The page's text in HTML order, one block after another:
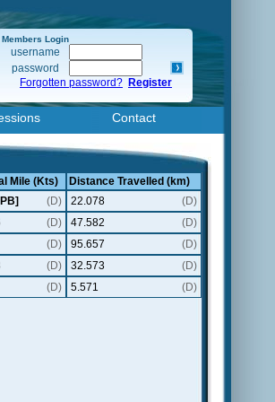
Members Login
username
password
Forgotten password? Register
Contact
Mile (Kts)
Distance Travelled (km)
(D) 22.078
(D)
(D) 47.582
(D)
(D) 95.657
(D)
(D) 32.573
(D)
(D) 5.571
(D)